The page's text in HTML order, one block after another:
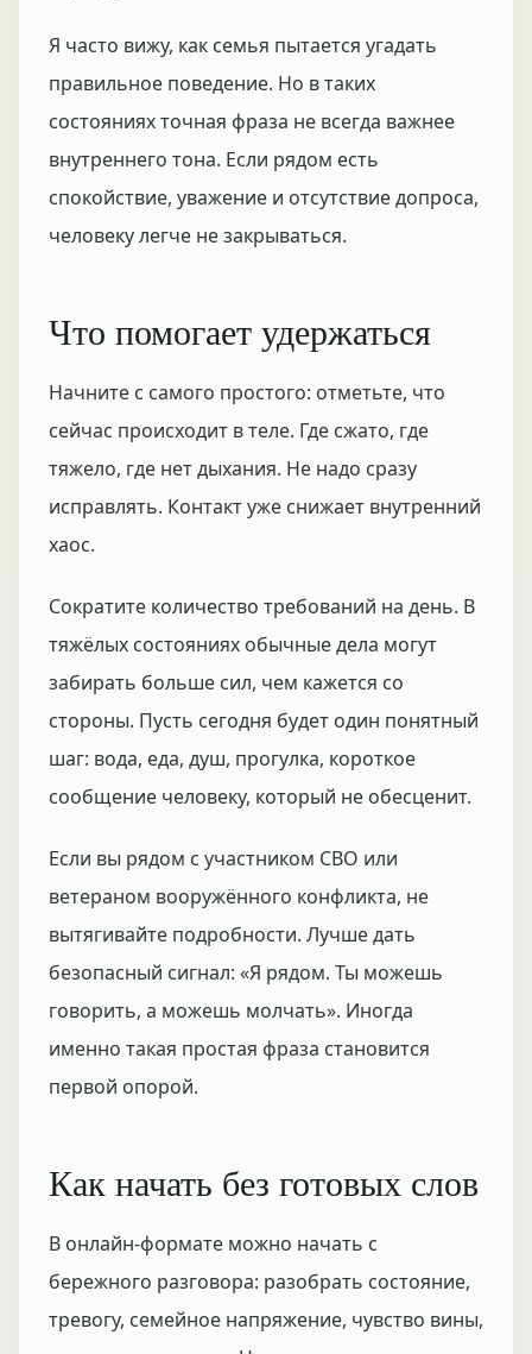
Я часто вижу, как семья пытается угадать
правильное поведение. Но в таких
состояниях точная фраза не всегда важнее
внутреннего тона. Если рядом есть
спокойствие, уважение и отсутствие допроса,
человеку легче не закрываться.
Что помогает удержаться
Начните с самого простого: отметьте, что
сейчас происходит в теле. Где сжато, где
тяжело, где нет дыхания. Не надо сразу
исправлять. Контакт уже снижает внутренний
хаос.
Сократите количество требований на день. В
тяжёлых состояниях обычные дела могут
забирать больше сил, чем кажется со
стороны. Пусть сегодня будет один понятный
шаг: вода, еда, душ, прогулка, короткое
сообщение человеку, который не обесценит.
Если вы рядом с участником СВО или
ветераном вооружённого конфликта, не
вытягивайте подробности. Лучше дать
безопасный сигнал: «Я рядом. Ты можешь
говорить, а можешь молчать». Иногда
именно такая простая фраза становится
первой опорой.
Как начать без готовых слов
В онлайн-формате можно начать с
бережного разговора: разобрать состояние,
тревогу, семейное напряжение, чувство вины,